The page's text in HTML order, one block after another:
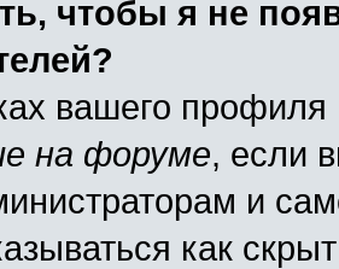
чтобы я не
вашего
на форуме, если
и
как